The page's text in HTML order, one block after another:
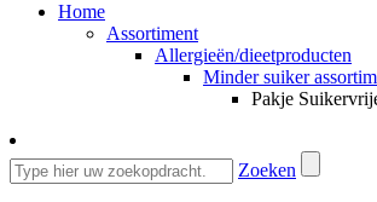
Home
Assortiment
Allergieën/dieetproducten
Minder suiker
Pakje
Zoeken